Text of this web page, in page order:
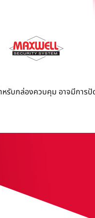
หรับกล่องควบคุม อาจมีการปั